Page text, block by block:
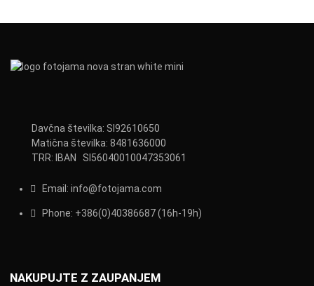
Davčna številka: SI92610650
Matična številka: 8481636000
TRR: IBAN SI56040010047353061
Email: info@fotojama.com
Phone: +386(0)40386687 (16h-19h)
NAKUPUJTE Z ZAUPANJEM